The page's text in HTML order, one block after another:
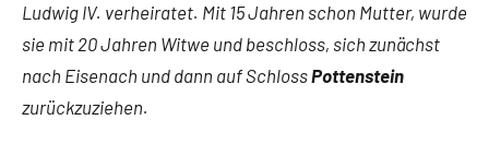
Ludwig IV. verheiratet. Mit 15 Jahren schon Mutter, wurde
sie mit 20 Jahren Witwe und beschloss, sich zunächst
nach Eisenach und dann auf SchlossPottenstein
zurückzuziehen.